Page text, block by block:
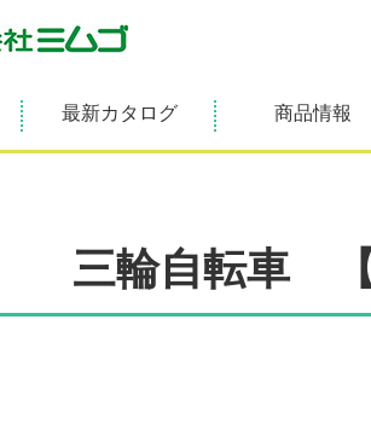
最新カタログ 商品情報
三輪自転車